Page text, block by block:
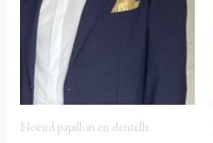
Noeud papillon en dentelle